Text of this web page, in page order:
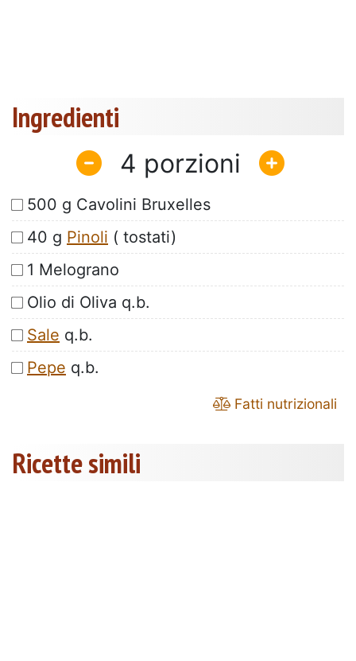
Ingredienti
4
500 g Cavolini Bruxelles
40 g Pinoli ( tostati)
1 Melograno
Olio di Oliva q.b.
Sale q.b.
Pepe q.b.
Fatti nutrizionali
Ricette simili